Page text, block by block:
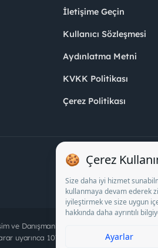
İletişime Geçin
Kullanıcı Sözleşmesi
Aydınlatma Metni
KVKK Politikası
Çerez Politikası
ve Danışmanlık A.Ş. Özel İstihdam
uyarınca 1078 nolu belge ile faaliyet